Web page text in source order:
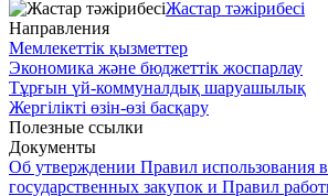
Жастар тәжірибесі
Направления
Мемлекеттік қызметтер
Экономика және бюджеттік жоспарлау
Тұрғын үй-коммуналдық шаруашылық
Жергілікті өзін-өзі басқару
Полезные ссылки
Документы
Об утверждении Правил использования
государственных закупок и Правил